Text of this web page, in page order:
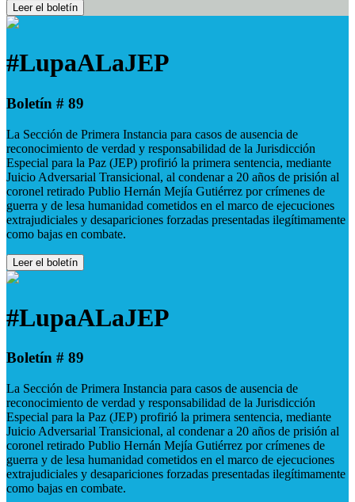
Leer el boletín
#LupaALaJEP
Boletín # 89
La Sección de Primera Instancia para casos de ausencia de
reconocimiento de verdad y responsabilidad de la Jurisdicción
Especial para la Paz (JEP) profirió la primera sentencia, mediante
Juicio Adversarial Transicional, al condenar a 20 años de prisión al
coronel retirado Publio Hernán Mejía Gutiérrez por crímenes de
guerra y de lesa humanidad cometidos en el marco de ejecuciones
extrajudiciales y desapariciones forzadas presentadas ilegítimamente
como bajas en combate.
Leer el boletín
#LupaALaJEP
Boletín # 89
La Sección de Primera Instancia para casos de ausencia de
reconocimiento de verdad y responsabilidad de la Jurisdicción
Especial para la Paz (JEP) profirió la primera sentencia, mediante
Juicio Adversarial Transicional, al condenar a 20 años de prisión al
coronel retirado Publio Hernán Mejía Gutiérrez por crímenes de
guerra y de lesa humanidad cometidos en el marco de ejecuciones
extrajudiciales y desapariciones forzadas presentadas ilegítimamente
como bajas en combate.